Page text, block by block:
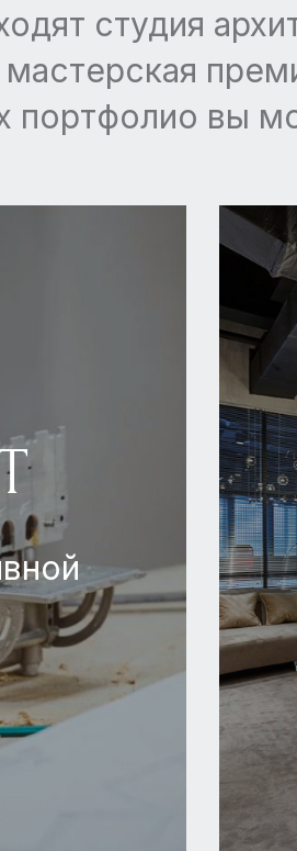
студия
портфолио вы